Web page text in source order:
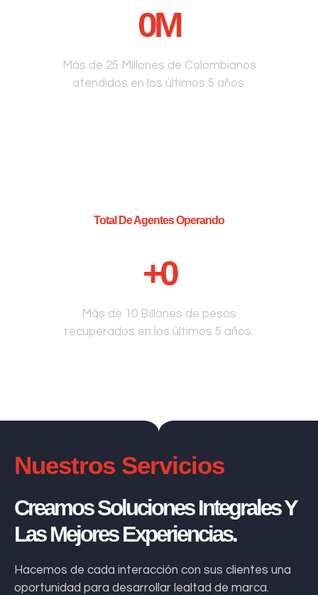
0M
Más de 25 Millones de Colombianos
atendidos en los últimos 5 años.
Total De Agentes Operando
+0
Más de 10 Billones de pesos
recuperados en los últimos 5 años.
Nuestros Servicios
Creamos Soluciones Integrales Y
Las Mejores Experiencias.
Hacemos de cada interacción con sus clientes una
oportunidad para desarrollar lealtad de marca.